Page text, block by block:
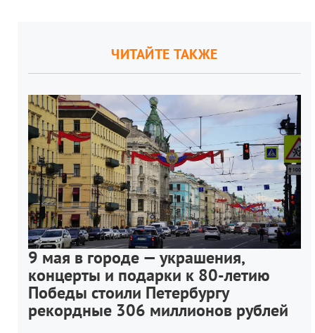
ЧИТАЙТЕ ТАКЖЕ
9 мая в городе — украшения,
концерты и подарки к 80-летию
Победы стоили Петербургу
рекордные 306 миллионов рублей